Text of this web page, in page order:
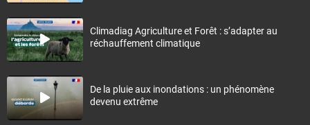
Climadiag Agriculture et Forêt : s’adapter au
réchauffement climatique
De la pluie aux inondations : un phénomène
devenu extrême